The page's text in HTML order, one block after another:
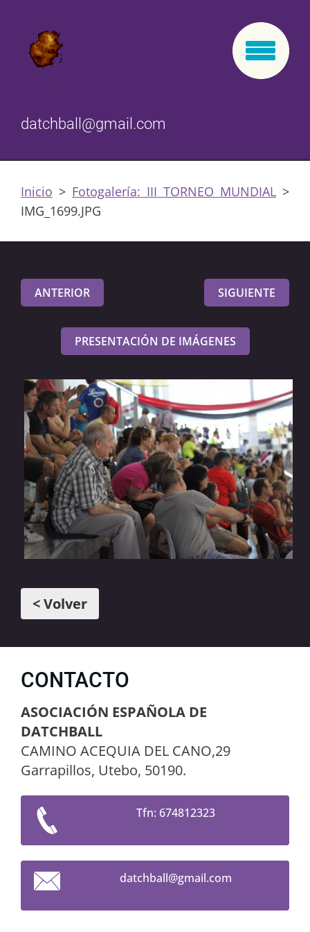
datchball@gmail.com
Inicio > Fotogalería: III TORNEO MUNDIAL >
IMG_1699.JPG
ANTERIOR SIGUIENTE
PRESENTACIÓN DE IMÁGENES
< Volver
CONTACTO
ASOCIACIÓN ESPAÑOLA DE
DATCHBALL
CAMINO ACEQUIA DEL CANO,29
Garrapillos, Utebo, 50190.
Tfn: 674812323
datchball@gmail.com